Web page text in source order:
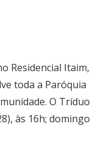
Residencial Itaim,
toda a Paróquia
O Tríduo
às 16h; domingo